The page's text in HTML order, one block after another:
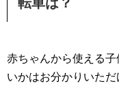
赤ちゃんから使える
いかはお分かりいただ